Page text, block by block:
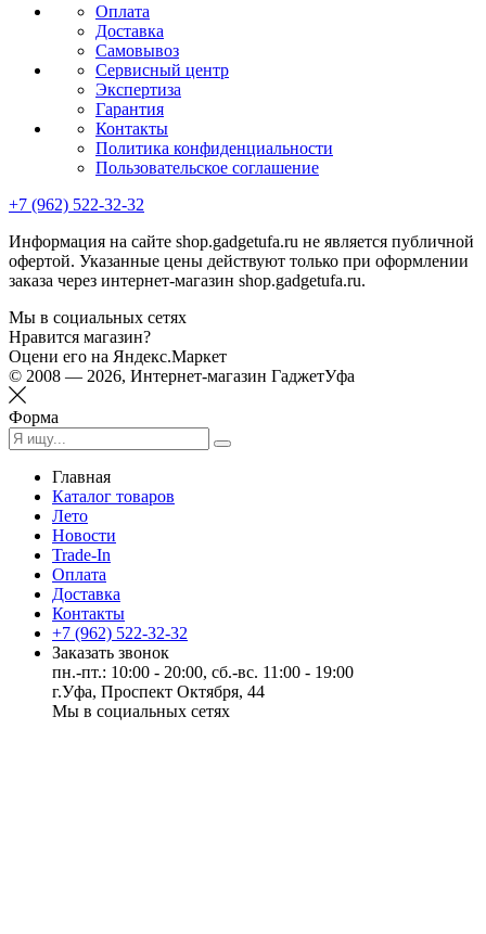
Оплата
Доставка
Самовывоз
Сервисный центр
Экспертиза
Гарантия
Контакты
Политика конфиденциальности
Пользовательское соглашение
+7 (962) 522-32-32
Информация на сайте shop.gadgetufa.ru не является публичной
офертой. Указанные цены действуют только при оформлении
заказа через интернет-магазин shop.gadgetufa.ru.
Мы в социальных сетях
Нравится магазин?
Оцени его на Яндекс.Маркет
© 2008 — 2026, Интернет-магазин ГаджетУфа
Форма
Главная
Каталог товаров
Лето
Новости
Trade-In
Оплата
Доставка
Контакты
+7 (962) 522-32-32
Заказать звонок
пн.-пт.: 10:00 - 20:00, сб.-вс. 11:00 - 19:00
г.Уфа, Проспект Октября, 44
Мы в социальных сетях